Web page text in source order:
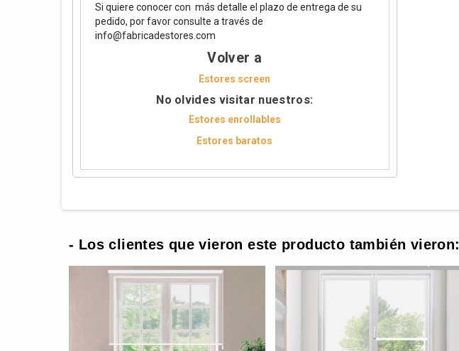
Si quiere conocer con más detalle el plazo de entrega de su
pedido, por favor consulte a través de
info@fabricadestores.com
Volver a
Estores screen
No olvides visitar nuestros:
Estores enrollables
Estores baratos
- Los clientes que vieron este producto también vieron: